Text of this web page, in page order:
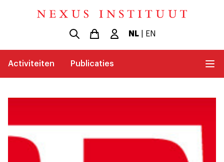
NL| EN
Activiteiten Publicaties